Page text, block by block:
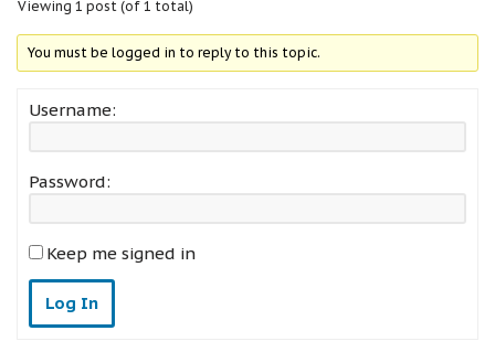
Viewing 1 post (of 1 total)
You must be logged in to reply to this topic.
Username:
Password:
Keep me signed in
Log In